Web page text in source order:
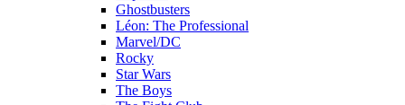
Ghostbusters
Léon: The Professional
Marvel/DC
Rocky
Star Wars
The Boys